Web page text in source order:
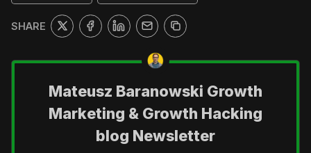
SHARE
Mateusz Baranowski Growth
Marketing & Growth Hacking
blog Newsletter